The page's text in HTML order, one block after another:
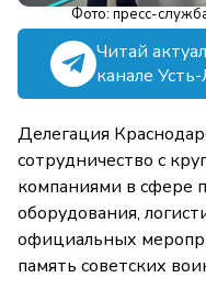
Фото: пресс-
Читай
канале
Делегация
сотрудничество с
компаниями в сфере
оборудования,
официальных
память советских